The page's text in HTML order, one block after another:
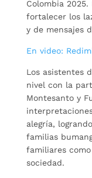
Colombia
fortalecer los
y de mensajes
En video:
Los asistentes
nivel con la
Montesanto y
alegría,
familias
familiares
sociedad.